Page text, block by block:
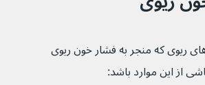
در شریان‌های ریوی که منجر به فشار خون ریوی